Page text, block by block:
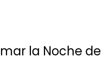
la Noche de